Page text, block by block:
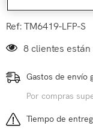
Ref:TM6419-LFP-S
8 clientes
Gastos de envío
Por compras
Tiempo de